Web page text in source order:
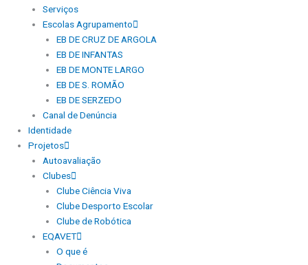
Serviços
Escolas Agrupamento
EB DE CRUZ DE ARGOLA
EB DE INFANTAS
EB DE MONTE LARGO
EB DE S. ROMÃO
EB DE SERZEDO
Canal de Denúncia
Identidade
Projetos
Autoavaliação
Clubes
Clube Ciência Viva
Clube Desporto Escolar
Clube de Robótica
EQAVET
O que é